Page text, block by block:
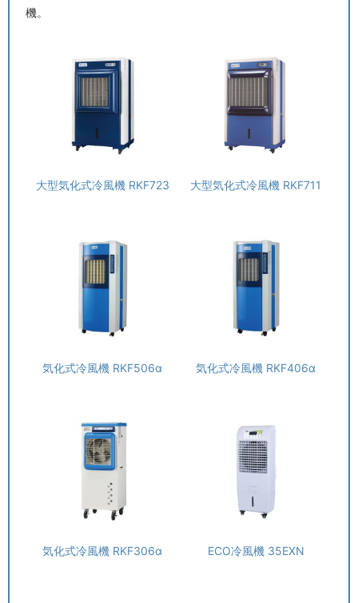
機。
大型気化式冷風機 RKF723 大型気化式冷風機 RKF711
気化式冷風機 RKF506α 気化式冷風機 RKF406α
気化式冷風機 RKF306α ECO冷風機 35EXN